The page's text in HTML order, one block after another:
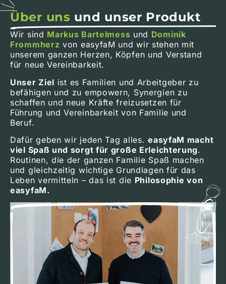
Über uns und unser Produkt
Wir sind Markus Bartelmess und Dominik
Frommherz von easyfaM und wir stehen mit
unserem ganzen Herzen, Köpfen und Verstand
für neue Vereinbarkeit.
Unser Ziel ist es Familien und Arbeitgeber zu
befähigen und zu empowern, Synergien zu
schaffen und neue Kräfte freizusetzen für
Führung und Vereinbarkeit von Familie und
Beruf.
Dafür geben wir jeden Tag alles.easyfaM macht
viel Spaß und sorgt für große Erleichterung.
Routinen, die der ganzen Familie Spaß machen
und gleichzeitig wichtige Grundlagen für das
Leben vermitteln – das ist die Philosophie von
easyfaM.